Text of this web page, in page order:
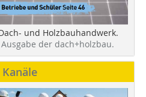
und Holzbauhandwerk.
der dach+holzbau.